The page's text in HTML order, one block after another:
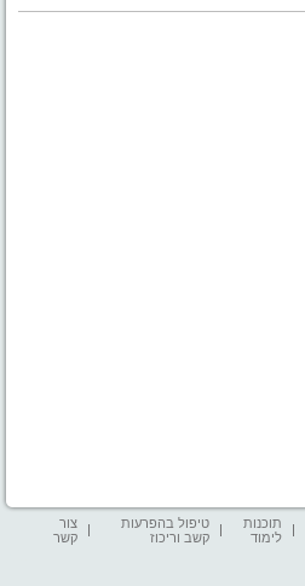
תוכנות
לימוד
טיפול בהפרעות
קשב וריכוז
צור
קשר